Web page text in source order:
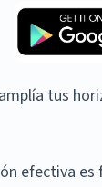
tus
efectiva